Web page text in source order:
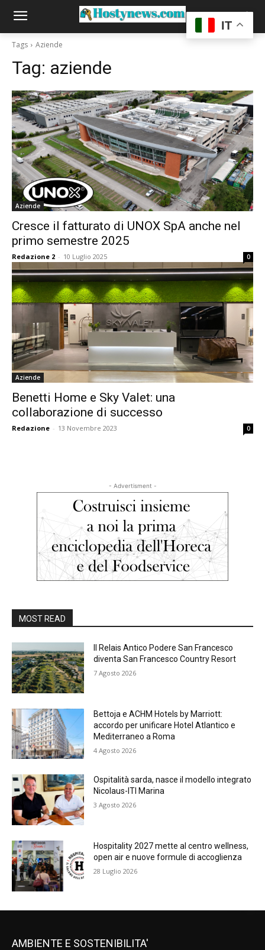
Tags Aziende
Tag: aziende
Aziende
Cresce il fatturato di UNOX SpA anche nel
primo semestre 2025
Redazione 2 - 10 Luglio 2025 0
Aziende
Benetti Home e Sky Valet: una
collaborazione di successo
Redazione - 13 Novembre 2023 0
- Advertisment -
MOST READ
Il Relais Antico Podere San Francesco
diventa San Francesco Country Resort
7 Agosto 2026
Bettoja e ACHM Hotels by Marriott:
accordo per unificare Hotel Atlantico e
Mediterraneo a Roma
4 Agosto 2026
Ospitalità sarda, nasce il modello integrato
Nicolaus-ITI Marina
3 Agosto 2026
Hospitality 2027 mette al centro wellness,
open air e nuove formule di accoglienza
28 Luglio 2026
AMBIENTE E SOSTENIBILITA'
IT